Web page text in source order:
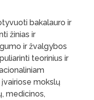
bakalauro ir
žinias ir
ir žvalgybos
teorinius ir
mokslų
medicinos,